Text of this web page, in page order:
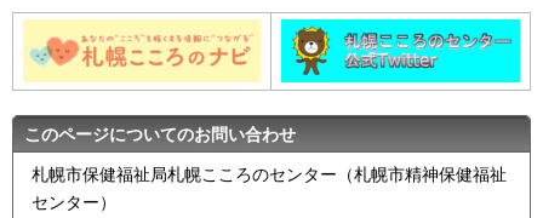
このページについてのお問い合わせ
札幌市保健福祉局札幌こころのセンター（札幌市精神保健福祉
センター）